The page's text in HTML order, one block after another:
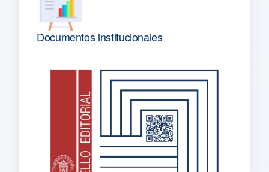
Documentos institucionales